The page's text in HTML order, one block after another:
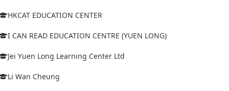
HKCAT EDUCATION CENTER
I CAN READ EDUCATION CENTRE (YUEN LONG)
Jei Yuen Long Learning Center Ltd
Li Wan Cheung